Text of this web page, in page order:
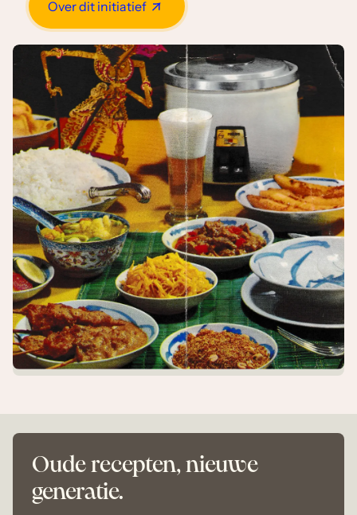
Over dit initiatief
Oude recepten, nieuwe
generatie.